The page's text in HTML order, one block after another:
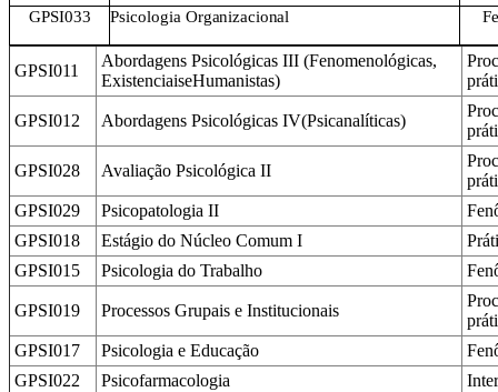
GPSI033 Psicologia Organizacional
GPSI011
Abordagens Psicológicas III (Fenomenológicas,
ExistenciaiseHumanistas)
GPSI012 Abordagens Psicológicas IV(Psicanalíticas)
GPSI028 Avaliação Psicológica II
GPSI029
Psicopatologia II
GPSI018
Estágio do Núcleo Comum I
GPSI015
Psicologia do Trabalho
GPSI019 Processos Grupais e Institucionais
GPSI017
Psicologia e Educação
GPSI022
Psicofarmacologia